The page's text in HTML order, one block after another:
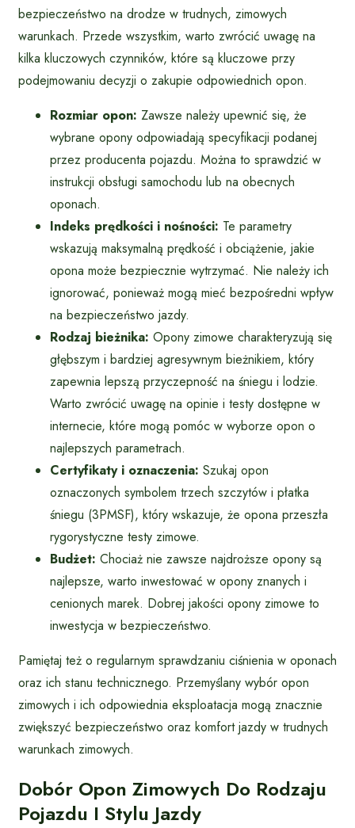
bezpieczeństwo na drodze w trudnych, zimowych
warunkach. Przede wszystkim, warto zwrócić uwagę na
kilka kluczowych czynników, które są kluczowe przy
podejmowaniu decyzji o zakupie odpowiednich opon.
Rozmiar opon: Zawsze należy upewnić się, że
wybrane opony odpowiadają specyfikacji podanej
przez producenta pojazdu. Można to sprawdzić w
instrukcji obsługi samochodu lub na obecnych
oponach.
Indeks prędkości i nośności: Te parametry
wskazują maksymalną prędkość i obciążenie, jakie
opona może bezpiecznie wytrzymać. Nie należy ich
ignorować, ponieważ mogą mieć bezpośredni wpływ
na bezpieczeństwo jazdy.
Rodzaj bieżnika: Opony zimowe charakteryzują się
głębszym i bardziej agresywnym bieżnikiem, który
zapewnia lepszą przyczepność na śniegu i lodzie.
Warto zwrócić uwagę na opinie i testy dostępne w
internecie, które mogą pomóc w wyborze opon o
najlepszych parametrach.
Certyfikaty i oznaczenia: Szukaj opon
oznaczonych symbolem trzech szczytów i płatka
śniegu (3PMSF), który wskazuje, że opona przeszła
rygorystyczne testy zimowe.
Budżet: Chociaż nie zawsze najdroższe opony są
najlepsze, warto inwestować w opony znanych i
cenionych marek. Dobrej jakości opony zimowe to
inwestycja w bezpieczeństwo.
Pamiętaj też o regularnym sprawdzaniu ciśnienia w oponach
oraz ich stanu technicznego. Przemyślany wybór opon
zimowych i ich odpowiednia eksploatacja mogą znacznie
zwiększyć bezpieczeństwo oraz komfort jazdy w trudnych
warunkach zimowych.
Dobór Opon Zimowych Do Rodzaju
Pojazdu I Stylu Jazdy